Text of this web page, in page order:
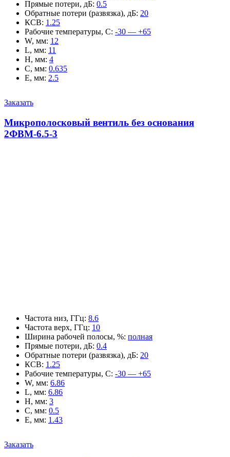
Прямые потери, дБ: 0.5
Обратные потери (развязка), дБ: 20
КСВ: 1.25
Рабочие температуры, С: -30 — +65
W, мм: 12
L, мм: 11
H, мм: 4
C, мм: 0.635
E, мм: 2.5
Заказать
Микрополосковый вентиль без основания
2ФВМ-6.5-3
Частота низ, ГГц: 8.6
Частота верх, ГГц: 10
Ширина рабочей полосы, %: полная
Прямые потери, дБ: 0.4
Обратные потери (развязка), дБ: 20
КСВ: 1.25
Рабочие температуры, С: -30 — +65
W, мм: 6.86
L, мм: 6.86
H, мм: 3
C, мм: 0.5
E, мм: 1.43
Заказать